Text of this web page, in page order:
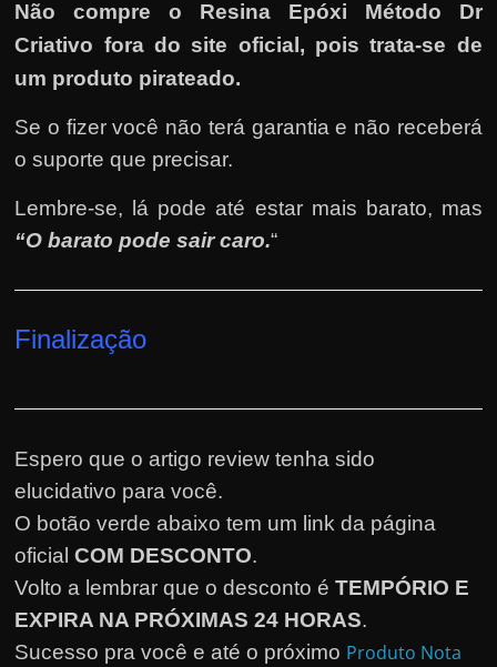
Não compre o Resina Epóxi Método Dr
Criativo fora do site oficial, pois trata-se de
um produto pirateado.
Se o fizer você não terá garantia e não receberá
o suporte que precisar.
Lembre-se, lá pode até estar mais barato, mas
“O barato pode sair caro.“
Finalização
Espero que o artigo review tenha sido
elucidativo para você.
O botão verde abaixo tem um link da página
oficialCOM DESCONTO.
Volto a lembrar que o desconto éTEMPÓRIO E
EXPIRA NA PRÓXIMAS 24 HORAS.
Sucesso pra você e até o próximo Produto Nota